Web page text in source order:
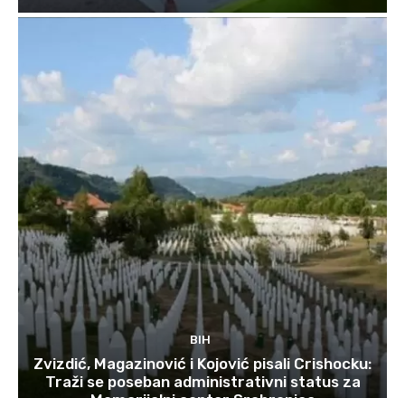
BIH
Zvizdić, Magazinović i Kojović pisali Crishocku:
Traži se poseban administrativni status za